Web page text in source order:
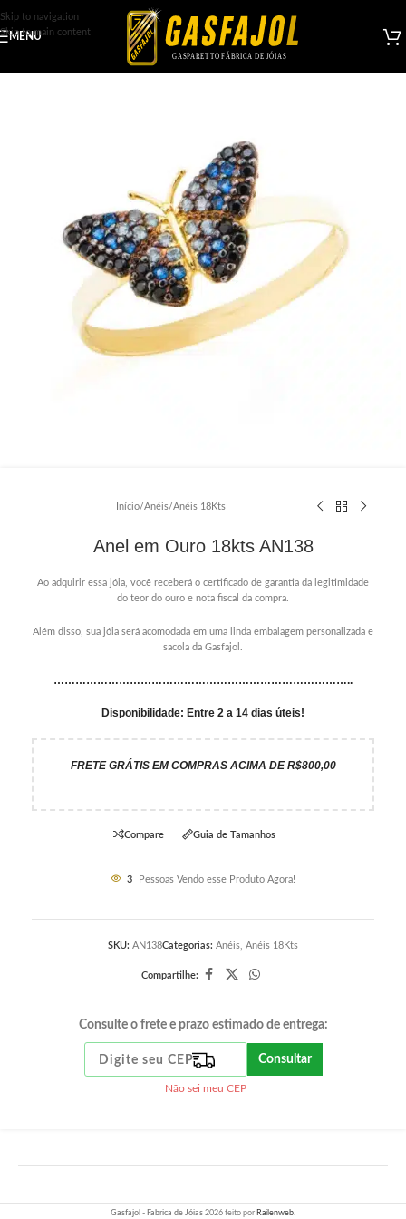
Skip to navigation
Skip to main content
MENU
Início/Anéis/Anéis 18Kts
Anel em Ouro 18kts AN138
Ao adquirir essa jóia, você receberá o certificado de garantia da legitimidade
do teor do ouro e nota fiscal da compra.
Além disso, sua jóia será acomodada em uma linda embalagem personalizada e
sacola da Gasfajol.
………………………………………………………………………..
Disponibilidade: Entre 2 a 14 dias úteis!
FRETE GRÁTIS EM COMPRAS ACIMA DE R$800,00
Compare Guia de Tamanhos
3 Pessoas Vendo esse Produto Agora!
SKU: AN138Categorias: Anéis, Anéis 18Kts
Compartilhe:
Consulte o frete e prazo estimado de entrega:
Consultar
Não sei meu CEP
Gasfajol - Fabrica de Jóias 2026 feito por Railenweb.